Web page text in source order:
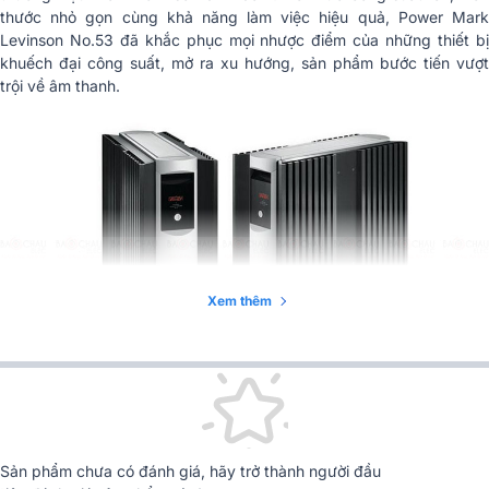
thước nhỏ gọn cùng khả năng làm việc hiệu quả, Power Mark
Levinson No.53 đã khắc phục mọi nhược điểm của những thiết bị
khuếch đại công suất, mở ra xu hướng, sản phẩm bước tiến vượt
trội về âm thanh.
Bảng giá Amply Mark Levinson Mới Nhất Hiện Nay
Xem thêm
Sản phẩm chưa có đánh giá, hãy trở thành người đầu